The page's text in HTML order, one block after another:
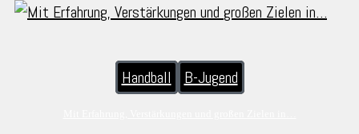
Handball B-Jugend